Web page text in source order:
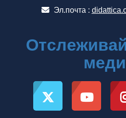
Эл.почта :